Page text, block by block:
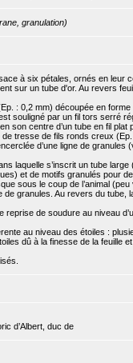
granulation)
à six pétales, ornés en leur
sur un tube d'or. Au revers
: 0,2 mm) découpée en
souligné par un fil tors serré
son centre d’un tube en fil
de tresse de fils ronds creux
d’une ligne de granules
laquelle s’inscrit un tube
et de motifs granulés pour
sous le coup de l’animal (peu
de granules. Au revers du tube,
reprise de soudure au niveau
au niveau des étoiles :
dû à la finesse de la feuille
d’Albert, duc de